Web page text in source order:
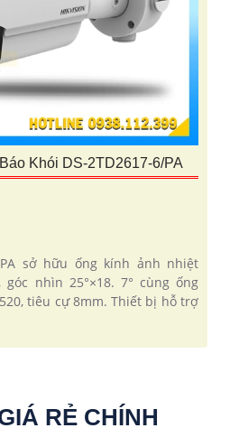
Khói DS-2TD2617-6/PA
PA sở hữu ống kính ảnh nhiệt
góc nhìn 25°×18. 7° cùng ống
tiêu cự 8mm. Thiết bị hỗ trợ
RẺ CHÍNH